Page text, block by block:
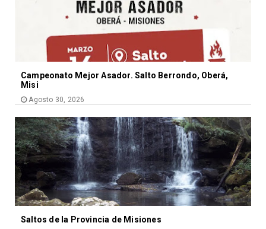
Campeonato Mejor Asador. Salto Berrondo, Oberá,
Misi
Agosto 30, 2026
Saltos de la Provincia de Misiones